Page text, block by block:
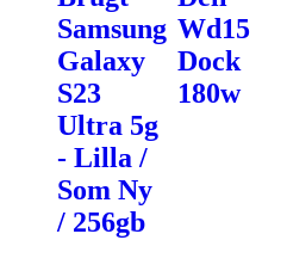
Samsung
Galaxy
S23
Ultra 5g
- Lilla /
Som Ny
/ 256gb
Wd15
Dock
180w